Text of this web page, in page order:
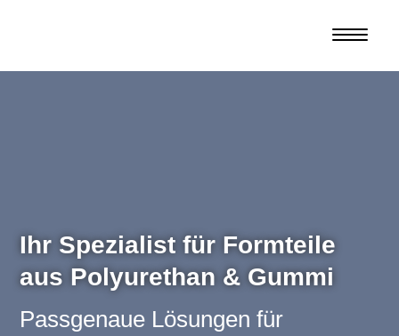
Ihr Spezialist für Formteile
aus Polyurethan & Gummi
Passgenaue Lösungen für